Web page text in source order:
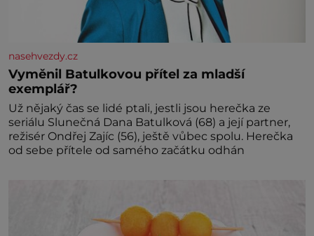
nasehvezdy.cz
Vyměnil Batulkovou přítel za mladší
exemplář?
Už nějaký čas se lidé ptali, jestli jsou herečka ze
seriálu Slunečná Dana Batulková (68) a její partner,
režisér Ondřej Zajíc (56), ještě vůbec spolu. Herečka
od sebe přítele od samého začátku odhán